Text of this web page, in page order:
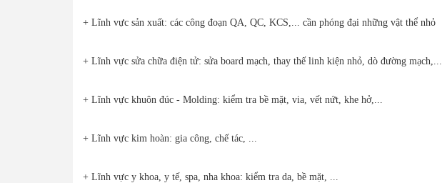
+ Lĩnh vực sản xuất: các công đoạn QA, QC, KCS,... cần phóng đại những vật thể nhỏ
+ Lĩnh vực sửa chữa điện tử: sửa board mạch, thay thế linh kiện nhỏ, dò đường mạch,...
+ Lĩnh vực khuôn đúc - Molding: kiểm tra bề mặt, via, vết nứt, khe hở,...
+ Lĩnh vực kim hoàn: gia công, chế tác, ...
+ Lĩnh vực y khoa, y tế, spa, nha khoa: kiểm tra da, bề mặt, ...